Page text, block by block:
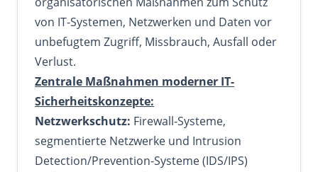
von IT-Systemen, Netzwerken und Daten vor
unbefugtem Zugriff, Missbrauch, Ausfall oder
Verlust.
Zentrale Maßnahmen moderner IT-
Sicherheitskonzepte:
Netzwerkschutz: Firewall-Systeme,
segmentierte Netzwerke und Intrusion
Detection/Prevention-Systeme (IDS/IPS)